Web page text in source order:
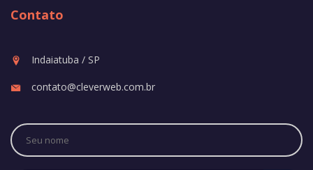
Contato
Indaiatuba / SP
contato@cleverweb.com.br